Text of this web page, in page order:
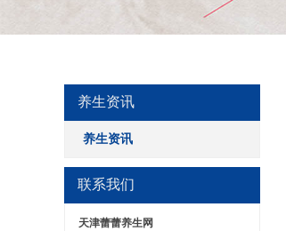
养生资讯
养生资讯
联系我们
天津蕾蕾养生网